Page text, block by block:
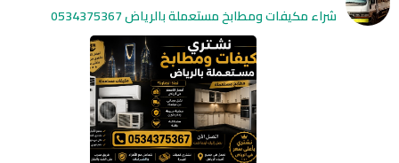
شراء مكيفات ومطابخ مستعملة بالرياض 0534375367